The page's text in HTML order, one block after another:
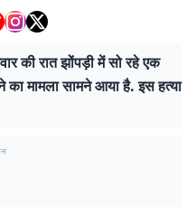
की रात झोंपड़ी में सो रहे एक
का मामला सामने आया है. इस हत्या